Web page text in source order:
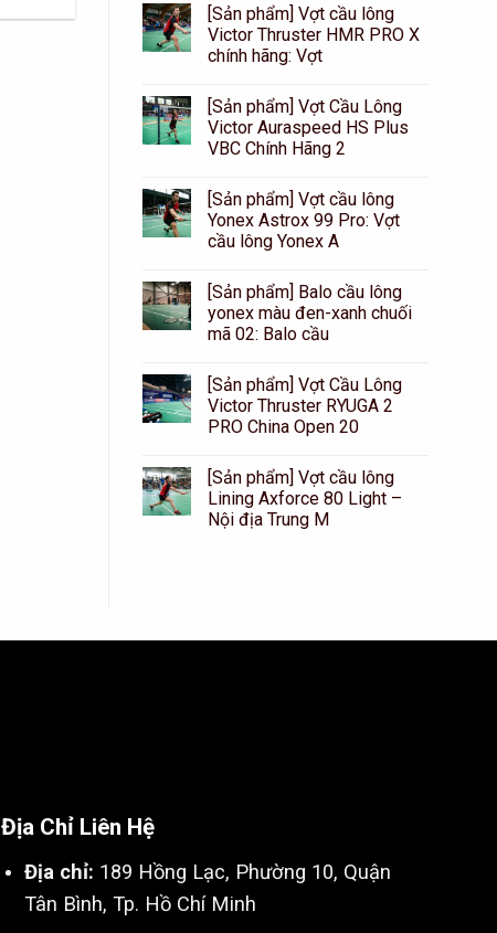
[Sản phẩm] Vợt cầu lông
Victor Thruster HMR PRO X
chính hãng: Vợt
[Sản phẩm] Vợt Cầu Lông
Victor Auraspeed HS Plus
VBC Chính Hãng 2
[Sản phẩm] Vợt cầu lông
Yonex Astrox 99 Pro: Vợt
cầu lông Yonex A
[Sản phẩm] Balo cầu lông
yonex màu đen-xanh chuối
mã 02: Balo cầu
[Sản phẩm] Vợt Cầu Lông
Victor Thruster RYUGA 2
PRO China Open 20
[Sản phẩm] Vợt cầu lông
Lining Axforce 80 Light –
Nội địa Trung M
Địa Chỉ Liên Hệ
Địa chỉ: 189 Hồng Lạc, Phường 10, Quận
Tân Bình, Tp. Hồ Chí Minh